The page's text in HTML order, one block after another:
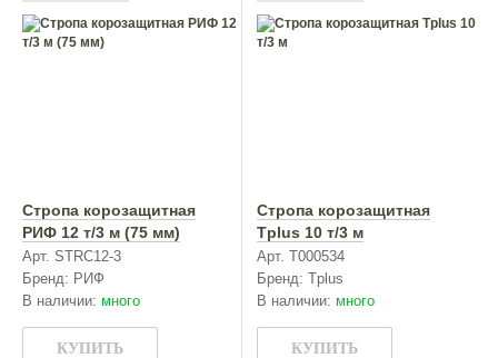
Стропа корозащитная
РИФ 12 т/3 м (75 мм)
Арт. STRC12-3
Бренд: РИФ
В наличии: много
КУПИТЬ
Стропа корозащитная
Tplus 10 т/3 м
Арт. Т000534
Бренд: Tplus
В наличии: много
КУПИТЬ